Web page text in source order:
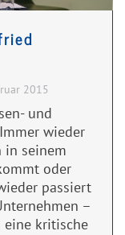
2015
und
wieder
in seinem
oder
passiert
–
kritische